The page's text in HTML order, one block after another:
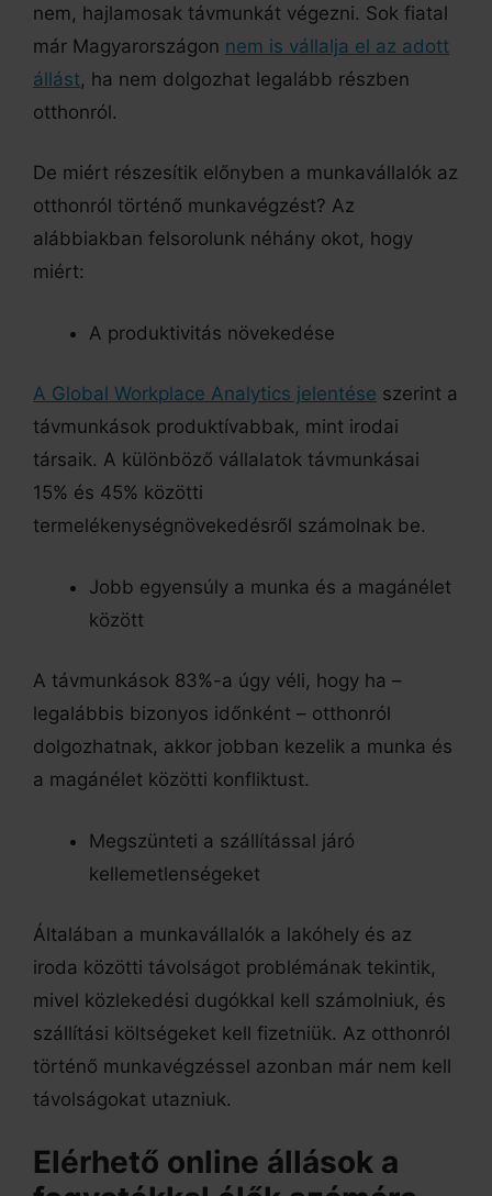
nem, hajlamosak távmunkát végezni. Sok fiatal
már Magyarországon nem is vállalja el az adott
állást, ha nem dolgozhat legalább részben
otthonról.
De miért részesítik előnyben a munkavállalók az
otthonról történő munkavégzést? Az
alábbiakban felsorolunk néhány okot, hogy
miért:
A produktivitás növekedése
A Global Workplace Analytics jelentése szerint a
távmunkások produktívabbak, mint irodai
társaik. A különböző vállalatok távmunkásai
15% és 45% közötti
termelékenységnövekedésről számolnak be.
Jobb egyensúly a munka és a magánélet
között
A távmunkások 83%-a úgy véli, hogy ha –
legalábbis bizonyos időnként – otthonról
dolgozhatnak, akkor jobban kezelik a munka és
a magánélet közötti konfliktust.
Megszünteti a szállítással járó
kellemetlenségeket
Általában a munkavállalók a lakóhely és az
iroda közötti távolságot problémának tekintik,
mivel közlekedési dugókkal kell számolniuk, és
szállítási költségeket kell fizetniük. Az otthonról
történő munkavégzéssel azonban már nem kell
távolságokat utazniuk.
Elérhető online állások a